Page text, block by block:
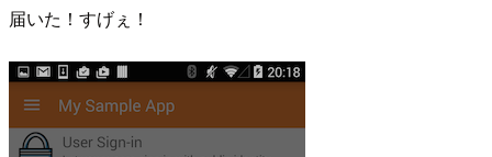
届いた！すげぇ！